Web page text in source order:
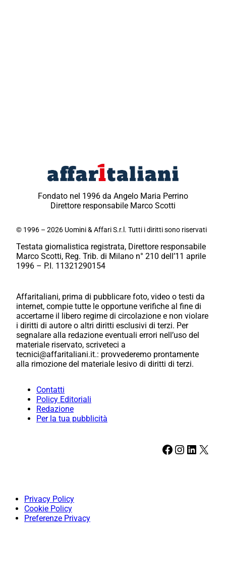
Fondato nel 1996 da Angelo Maria Perrino
Direttore responsabile Marco Scotti
© 1996 – 2026 Uomini & Affari S.r.l. Tutti i diritti sono riservati
Testata giornalistica registrata, Direttore responsabile
Marco Scotti, Reg. Trib. di Milano n° 210 dell’11 aprile
1996 – P.I. 11321290154
Affaritaliani, prima di pubblicare foto, video o testi da
internet, compie tutte le opportune verifiche al fine di
accertarne il libero regime di circolazione e non violare
i diritti di autore o altri diritti esclusivi di terzi. Per
segnalare alla redazione eventuali errori nell’uso del
materiale riservato, scriveteci a
tecnici@affaritaliani.it.: provvederemo prontamente
alla rimozione del materiale lesivo di diritti di terzi.
Contatti
Policy Editoriali
Redazione
Per la tua pubblicità
Facebook Instagram LinkedIn X
Privacy Policy
Cookie Policy
Preferenze Privacy